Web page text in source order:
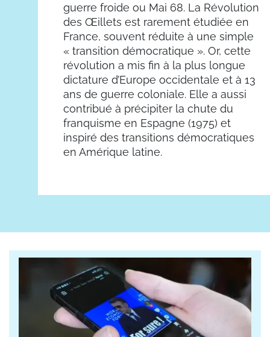
guerre froide ou Mai 68. La Révolution
des Œillets est rarement étudiée en
France, souvent réduite à une simple
« transition démocratique ». Or, cette
révolution a mis fin à la plus longue
dictature d’Europe occidentale et à 13
ans de guerre coloniale. Elle a aussi
contribué à précipiter la chute du
franquisme en Espagne (1975) et
inspiré des transitions démocratiques
en Amérique latine.